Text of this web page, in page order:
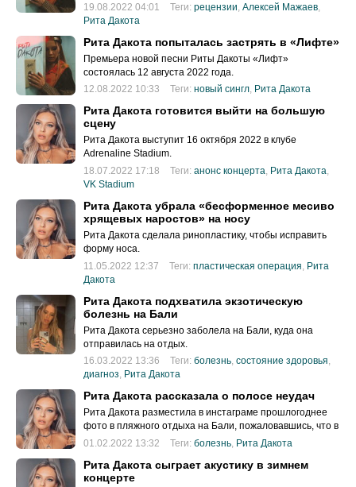
19.08.2022 04:01
Теги: рецензии, Алексей Мажаев,
Рита Дакота
Рита Дакота попыталась застрять в «Лифте»
Премьера новой песни Риты Дакоты «Лифт»
состоялась 12 августа 2022 года.
12.08.2022 10:33
Теги: новый сингл, Рита Дакота
Рита Дакота готовится выйти на большую
сцену
Рита Дакота выступит 16 октября 2022 в клубе
Adrenaline Stadium.
18.07.2022 17:18
Теги: анонс концерта, Рита Дакота,
VK Stadium
Рита Дакота убрала «бесформенное месиво
хрящевых наростов» на носу
Рита Дакота сделала ринопластику, чтобы исправить
форму носа.
11.05.2022 12:37
Теги: пластическая операция Рита
Дакота
Рита Дакота подхватила экзотическую
болезнь на Бали
Рита Дакота серьезно заболела на Бали, куда она
отправилась на отдых.
16.03.2022 13:36
Теги: болезнь, состояние здоровья,
диагноз, Рита Дакота
Рита Дакота рассказала о полосе неудач
Рита Дакота разместила в инстаграме прошлогоднее
фото в пляжного отдыха на Бали, пожаловавшись, что в
этом году её дела складываются гораздо хуже.
01.02.2022 13:32 Теги: болезнь Рита Дакота
Рита Дакота сыграет акустику в зимнем
концерте